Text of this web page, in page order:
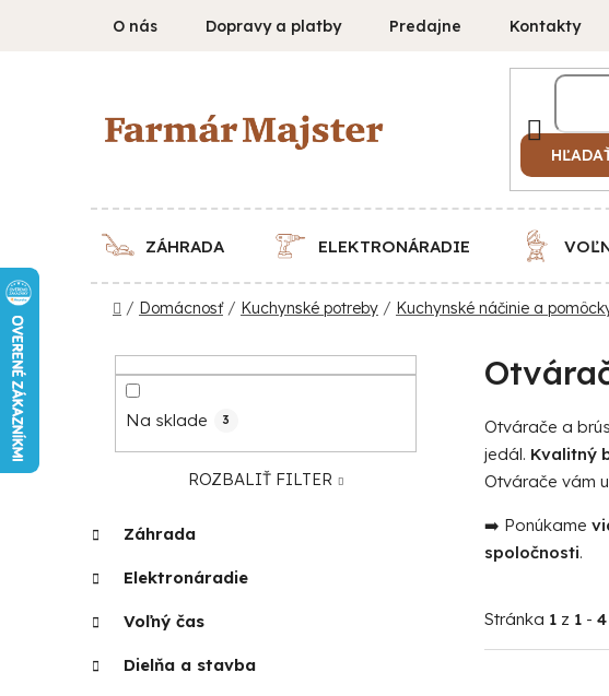
O nás Dopravy a platby Predajne Kontakty
ZÁHRADA ELEKTRONÁRADIE
Domov
/ Domácnosť / Kuchynské potreby / Kuchynské náčinie a
a
n
e
Na sklade 3
ROZBALIŤ FILTER
kategórie
a
t
g
r
Záhrada
Elektronáradie
Voľný čas
Dielňa a stavba
Otvárače a
jedál. Kvalitný
Otvárače vám
➡️ Ponúkame
spoločnosti.
Stránka 1 z 1 - 4